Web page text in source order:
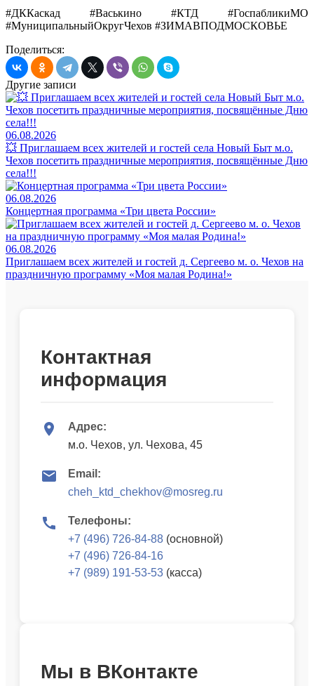
#ДККаскад #Васькино #КТД #ГоспабликиМО
#МуниципальныйОкругЧехов #ЗИМАВПОДМОСКОВЬЕ
Поделиться:
Другие записи
06.08.2026
💥 Приглашаем всех жителей и гостей села Новый Быт м.о.
Чехов посетить праздничные мероприятия, посвящённые Дню
села!!!
06.08.2026
Концертная программа «Три цвета России»
06.08.2026
Приглашаем всех жителей и гостей д. Сергеево м. о. Чехов на
праздничную программу «Моя малая Родина!»
Контактная
информация
Адрес:
м.о. Чехов, ул. Чехова, 45
Email:
cheh_ktd_chekhov@mosreg.ru
Телефоны:
+7 (496) 726-84-88 (основной)
+7 (496) 726-84-16
+7 (989) 191-53-53 (касса)
Мы в ВКонтакте